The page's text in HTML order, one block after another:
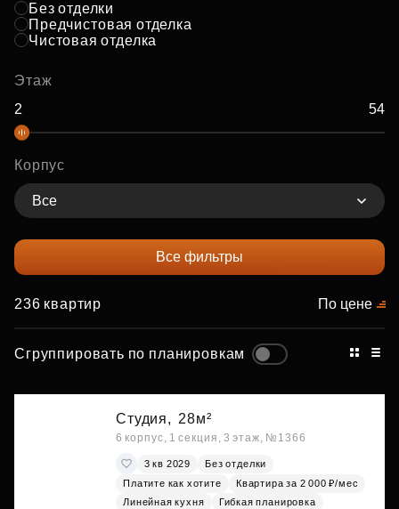
Без отделки
Предчистовая отделка
Чистовая отделка
Этаж
Корпус
Все
Все фильтры
236 квартир
Сгруппировать по планировкам
По цене
Студия, 28м²
6 корпус, 1 секция, 3 этаж, №1366
3 кв 2029
Без отделки
Платите как хотите
Квартира за 2 000 ₽/мес
Линейная кухня
Гибкая планировка